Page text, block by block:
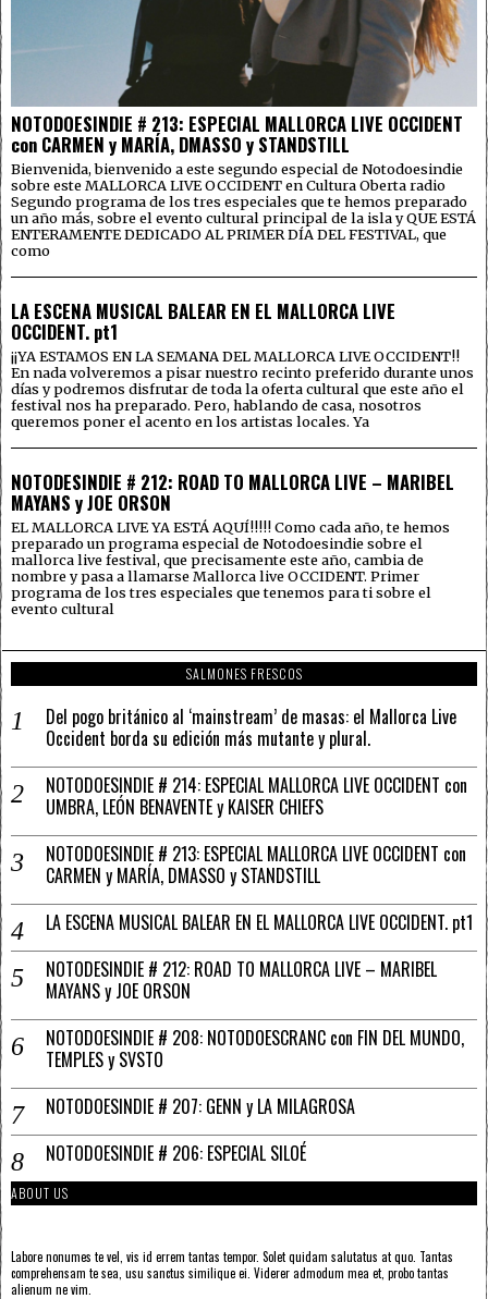
NOTODOESINDIE # 213: ESPECIAL MALLORCA LIVE OCCIDENT
con CARMEN y MARÍA, DMASSO y STANDSTILL
Bienvenida, bienvenido a este segundo especial de Notodoesindie
sobre este MALLORCA LIVE OCCIDENT en Cultura Oberta radio
Segundo programa de los tres especiales que te hemos preparado
un año más, sobre el evento cultural principal de la isla y QUE ESTÁ
ENTERAMENTE DEDICADO AL PRIMER DÍA DEL FESTIVAL, que
como
LA ESCENA MUSICAL BALEAR EN EL MALLORCA LIVE
OCCIDENT. pt1
¡¡YA ESTAMOS EN LA SEMANA DEL MALLORCA LIVE OCCIDENT!!
En nada volveremos a pisar nuestro recinto preferido durante unos
días y podremos disfrutar de toda la oferta cultural que este año el
festival nos ha preparado. Pero, hablando de casa, nosotros
queremos poner el acento en los artistas locales. Ya
NOTODESINDIE # 212: ROAD TO MALLORCA LIVE – MARIBEL
MAYANS y JOE ORSON
EL MALLORCA LIVE YA ESTÁ AQUÍ!!!!! Como cada año, te hemos
preparado un programa especial de Notodoesindie sobre el
mallorca live festival, que precisamente este año, cambia de
nombre y pasa a llamarse Mallorca live OCCIDENT. Primer
programa de los tres especiales que tenemos para ti sobre el
evento cultural
SALMONES FRESCOS
Del pogo británico al ‘mainstream’ de masas: el Mallorca Live
Occident borda su edición más mutante y plural.
NOTODOESINDIE # 214: ESPECIAL MALLORCA LIVE OCCIDENT con
UMBRA, LEÓN BENAVENTE y KAISER CHIEFS
NOTODOESINDIE # 213: ESPECIAL MALLORCA LIVE OCCIDENT con
CARMEN y MARÍA, DMASSO y STANDSTILL
LA ESCENA MUSICAL BALEAR EN EL MALLORCA LIVE OCCIDENT. pt1
NOTODESINDIE # 212: ROAD TO MALLORCA LIVE – MARIBEL
MAYANS y JOE ORSON
NOTODOESINDIE # 208: NOTODOESCRANC con FIN DEL MUNDO,
TEMPLES y SVSTO
NOTODOESINDIE # 207: GENN y LA MILAGROSA
NOTODOESINDIE # 206: ESPECIAL SILOÉ
ABOUT US
Labore nonumes te vel, vis id errem tantas tempor. Solet quidam salutatus at quo. Tantas
comprehensam te sea, usu sanctus similique ei. Viderer admodum mea et, probo tantas
alienum ne vim.